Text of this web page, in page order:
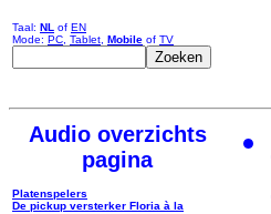
Taal: NL of EN
Mode: PC Tablet Mobile of TV
Audio overzichts
pagina
Platenspelers
De pickup versterker Floria à la